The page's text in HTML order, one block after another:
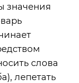
значения
слова
лепетать